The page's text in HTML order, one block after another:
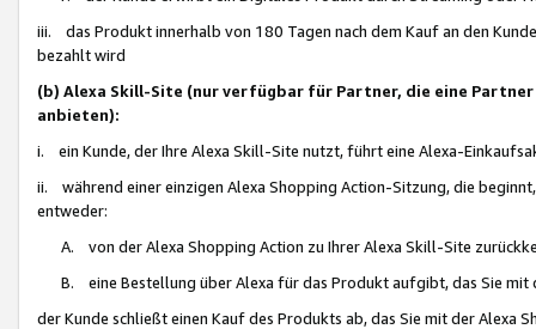
iii. das Produkt innerhalb von 180 Tagen nach dem Kauf an den
bezahlt wird
(b) Alexa Skill-Site (nur verfügbar für Partner, die eine
anbieten):
i. ein Kunde, der Ihre Alexa Skill-Site nutzt, führt eine Alexa-
ii. während einer einzigen Alexa Shopping Action-Sitzung, die
entweder:
A. von der Alexa Shopping Action zu Ihrer Alexa Skill-Site
B. eine Bestellung über Alexa für das Produkt aufgibt, das Sie mit
der Kunde schließt einen Kauf des Produkts ab, das Sie mit der Alexa